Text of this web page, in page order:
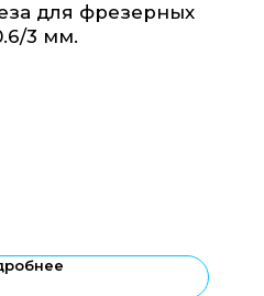
для фрезерных
3 мм.